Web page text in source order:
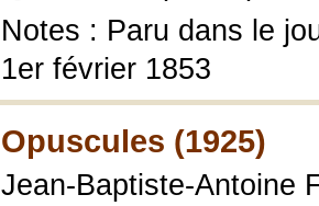
Notes : Paru dans le
1er février 1853
Opuscules (1925)
Jean-Baptiste-Antoine